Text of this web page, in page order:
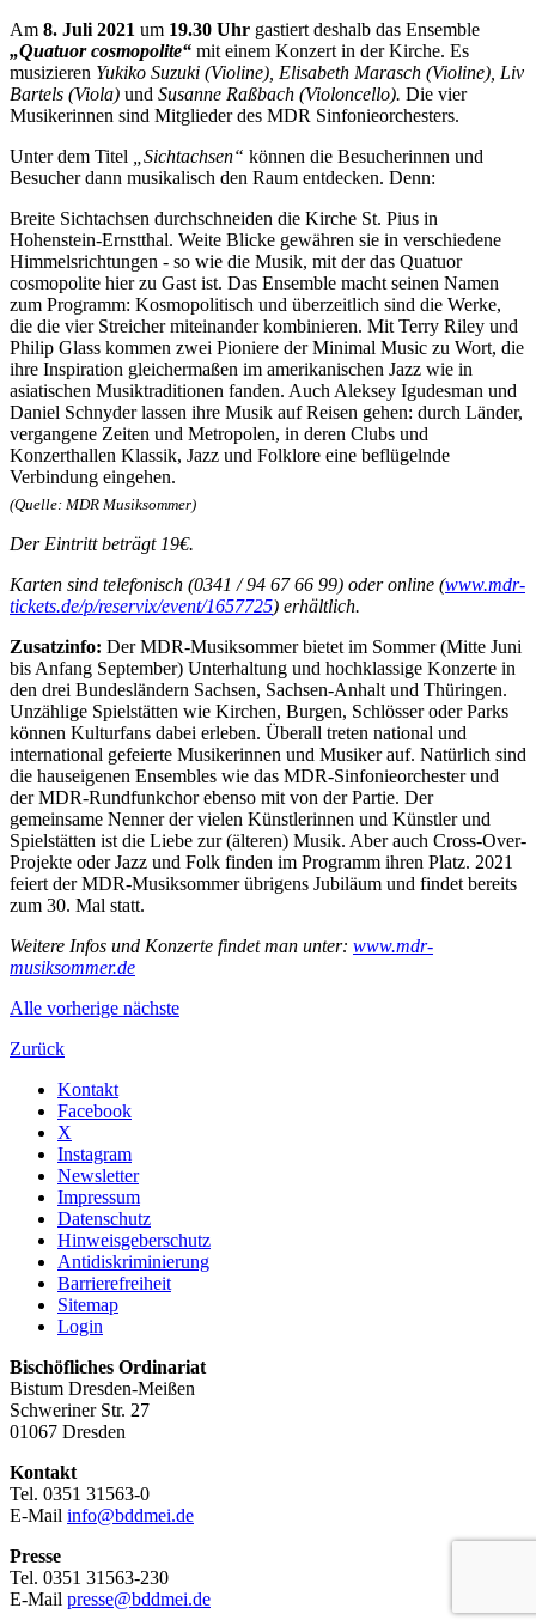
Am 8. Juli 2021 um 19.30 Uhr gastiert deshalb das Ensemble
„Quatuor cosmopolite“ mit einem Konzert in der Kirche. Es
musizieren Yukiko Suzuki (Violine), Elisabeth Marasch (Violine), Liv
Bartels (Viola) und Susanne Raßbach (Violoncello). Die vier
Musikerinnen sind Mitglieder des MDR Sinfonieorchesters.
Unter dem Titel
„Sichtachsen“ können die Besucherinnen und
Besucher dann musikalisch den Raum entdecken. Denn:
Breite Sichtachsen durchschneiden die Kirche St. Pius in
Hohenstein-Ernstthal. Weite Blicke gewähren sie in verschiedene
Himmelsrichtungen - so wie die Musik, mit der das Quatuor
cosmopolite hier zu Gast ist. Das Ensemble macht seinen Namen
zum Programm: Kosmopolitisch und überzeitlich sind die Werke,
die die vier Streicher miteinander kombinieren. Mit Terry Riley und
Philip Glass kommen zwei Pioniere der Minimal Music zu Wort, die
ihre Inspiration gleichermaßen im amerikanischen Jazz wie in
asiatischen Musiktraditionen fanden. Auch Aleksey Igudesman und
Daniel Schnyder lassen ihre Musik auf Reisen gehen: durch Länder,
vergangene Zeiten und Metropolen, in deren Clubs und
Konzerthallen Klassik, Jazz und Folklore eine beflügelnde
Verbindung eingehen.
(Quelle: MDR Musiksommer)
Der Eintritt beträgt 19€.
Karten sind telefonisch (0341 / 94 67 66 99) oder online (www.mdr-
tickets.de/p/reservix/event/1657725) erhältlich.
Zusatzinfo: Der MDR-Musiksommer bietet im Sommer (Mitte Juni
bis Anfang September) Unterhaltung und hochklassige Konzerte in
den drei Bundesländern Sachsen, Sachsen-Anhalt und Thüringen.
Unzählige Spielstätten wie Kirchen, Burgen, Schlösser oder Parks
können Kulturfans dabei erleben. Überall treten national und
international gefeierte Musikerinnen und Musiker auf. Natürlich sind
die hauseigenen Ensembles wie das MDR-Sinfonieorchester und
der MDR-Rundfunkchor ebenso mit von der Partie. Der
gemeinsame Nenner der vielen Künstlerinnen und Künstler und
Spielstätten ist die Liebe zur (älteren) Musik. Aber auch Cross-Over-
Projekte oder Jazz und Folk finden im Programm ihren Platz. 2021
feiert der MDR-Musiksommer übrigens Jubiläum und findet bereits
zum 30. Mal statt.
Weitere Infos und Konzerte findet man unter: www.mdr-
musiksommer.de
Alle vorherige nächste
Zurück
Kontakt
Facebook
X
Instagram
Newsletter
Impressum
Datenschutz
Hinweisgeberschutz
Antidiskriminierung
Barrierefreiheit
Sitemap
Login
Bischöfliches Ordinariat
Bistum Dresden-Meißen
Schweriner Str. 27
01067 Dresden
Kontakt
Tel. 0351 31563-0
E-Mail info@bddmei.de
Presse
Tel. 0351 31563-230
E-Mail presse@bddmei.de